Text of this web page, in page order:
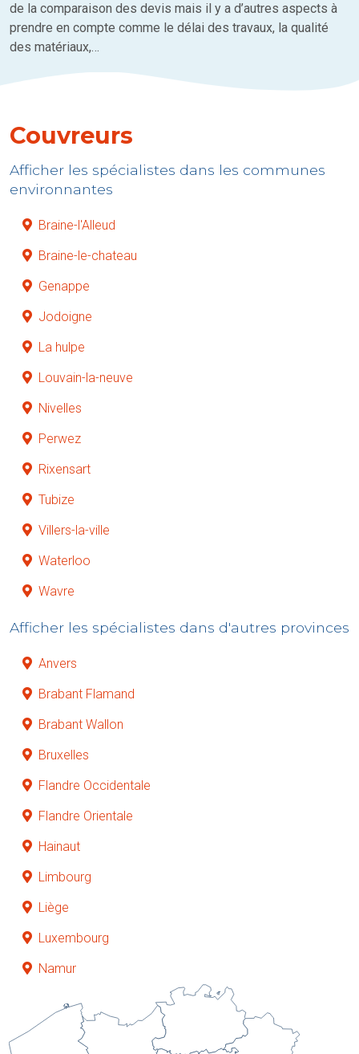
de la comparaison des devis mais il y a d’autres aspects à
prendre en compte comme le délai des travaux, la qualité
des matériaux,…
Couvreurs
Afficher les spécialistes dans les communes
environnantes
Braine-l'Alleud
Braine-le-chateau
Genappe
Jodoigne
La hulpe
Louvain-la-neuve
Nivelles
Perwez
Rixensart
Tubize
Villers-la-ville
Waterloo
Wavre
Afficher les spécialistes dans d'autres provinces
Anvers
Brabant Flamand
Brabant Wallon
Bruxelles
Flandre Occidentale
Flandre Orientale
Hainaut
Limbourg
Liège
Luxembourg
Namur